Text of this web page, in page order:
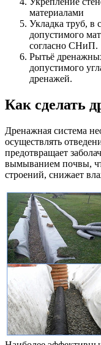
материалами
Укладка труб, в
допустимого
согласно СНиП.
Рытьё
допустимого
дренажей.
Как сделать
Дренажная система
осуществлять
предотвращает
вымыванием почвы,
строений, снижает